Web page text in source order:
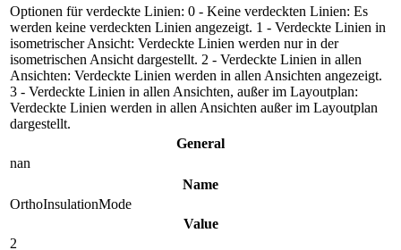
Optionen für verdeckte Linien: 0 - Keine verdeckten Linien: Es
werden keine verdeckten Linien angezeigt. 1 - Verdeckte Linien in
isometrischer Ansicht: Verdeckte Linien werden nur in der
isometrischen Ansicht dargestellt. 2 - Verdeckte Linien in allen
Ansichten: Verdeckte Linien werden in allen Ansichten angezeigt.
3 - Verdeckte Linien in allen Ansichten, außer im Layoutplan:
Verdeckte Linien werden in allen Ansichten außer im Layoutplan
dargestellt.
General
nan
Name
OrthoInsulationMode
Value
2